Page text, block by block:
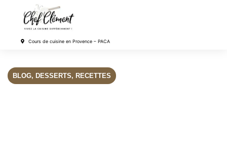
Cours de cuisine en Provence – PACA
BLOG, DESSERTS, RECETTES